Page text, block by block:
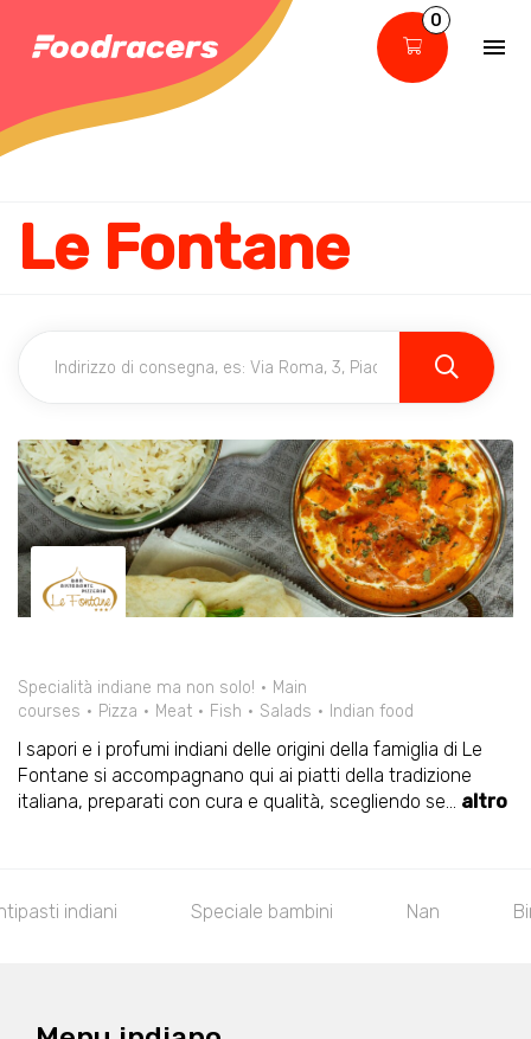
0
Le Fontane
Specialità indiane ma non solo!
Main
courses
Pizza Meat Fish Salads Indian food
I sapori e i profumi indiani delle origini della famiglia di Le
Fontane si accompagnano qui ai piatti della tradizione
italiana, preparati con cura e qualità, scegliendo se... altro
bambini Nan Biryani Specialità